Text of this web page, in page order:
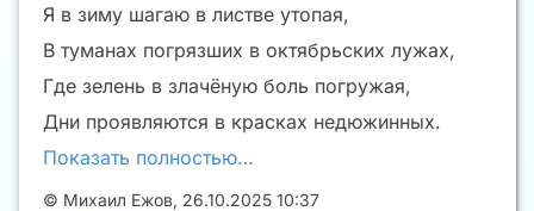
Я в зиму шагаю в листве утопая,
В туманах погрязших в октябрьских лужах,
Где зелень в злачёную боль погружая,
Дни проявляются в красках недюжинных.
Показать полностью…
© Михаил Ежов, 26.10.2025 10:37